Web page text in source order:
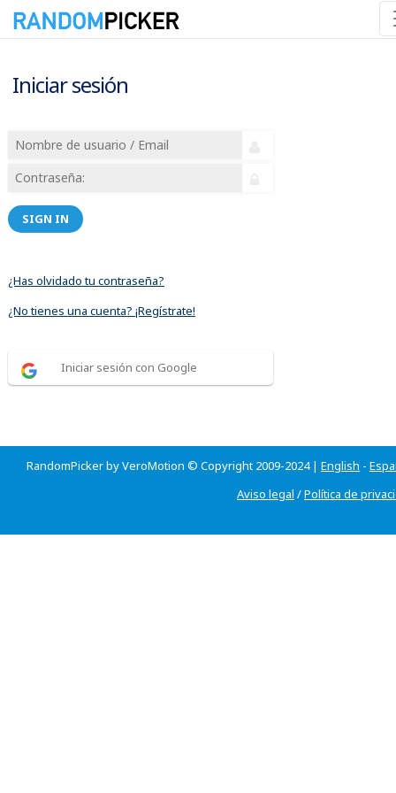
Iniciar sesión
SIGN IN
¿Has olvidado tu contraseña?
¿No tienes una cuenta? ¡Regístrate!
Iniciar sesión con Google
RandomPicker by VeroMotion © Copyright 2009-2024 | English -
Aviso legal /Política de